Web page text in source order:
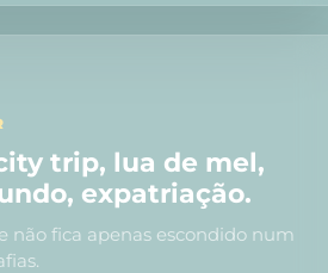
trip, lua de mel,
expatriação.
não fica apenas escondido num